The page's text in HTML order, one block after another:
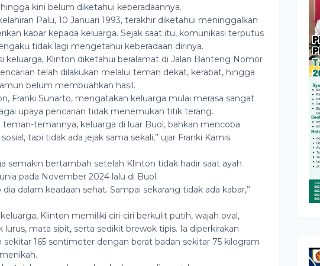
kini belum diketahui keberadaannya.
Palu, 10 Januari 1993, terakhir diketahui meninggalkan
kabar kepada keluarga. Sejak saat itu, komunikasi terputus
tidak lagi mengetahui keberadaan dirinya.
keluarga, Klinton diketahui beralamat di Jalan Banteng Nomor
telah dilakukan melalui teman dekat, kerabat, hingga
belum membuahkan hasil.
Franki Sunarto, mengatakan keluarga mulai merasa sangat
upaya pencarian tidak menemukan titik terang.
teman-temannya, keluarga di luar Buol, bahkan mencoba
tapi tidak ada jejak sama sekali,” ujar Franki Kamis
semakin bertambah setelah Klinton tidak hadir saat ayah
pada November 2024 lalu di Buol.
dalam keadaan sehat. Sampai sekarang tidak ada kabar,”
Klinton memiliki ciri-ciri berkulit putih, wajah oval,
mata sipit, serta sedikit brewok tipis. Ia diperkirakan
165 sentimeter dengan berat badan sekitar 75 kilogram